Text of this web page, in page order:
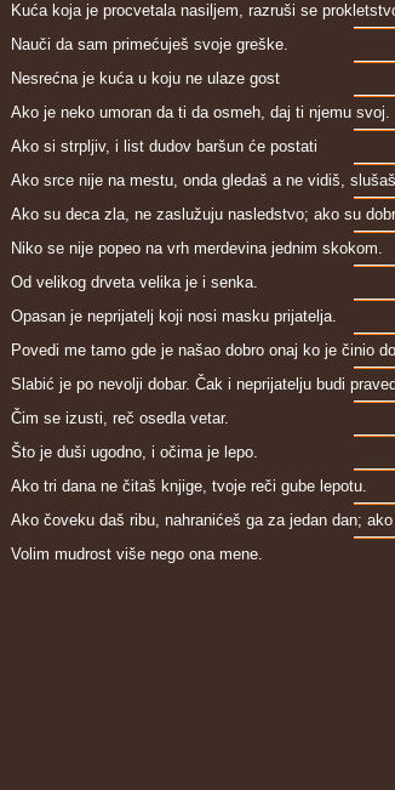
Kuća koja je procvetala nasi­ljem, razruši se
Nauči da sam primećuješ svoje greške.
Nesrećna je kuća u koju ne ula­ze gost
Ako je neko umoran da ti da osmeh, daj ti njemu svoj.
Ako si strpljiv, i list dudov bar­šun će postati
Ako srce nije na mestu, onda gledaš a ne vidiš,
Ako su deca zla, ne zaslužuju nasledstvo; ako su
Niko se nije popeo na vrh merdevina jednim skokom.
Od velikog drveta velika je i senka.
Opasan je neprijatelj koji nosi masku prijatelja.
Povedi me tamo gde je našao dobro onaj ko je činio
Slabić je po nevolji dobar. Čak i neprijatelju budi
Čim se izusti, reč osedla vetar.
Što je duši ugodno, i očima je lepo.
Ako tri dana ne čitaš knjige, tvoje reči gube lepotu.
Ako čoveku daš ribu, nahranićeš ga za jedan dan;
Volim mudrost više nego ona mene.